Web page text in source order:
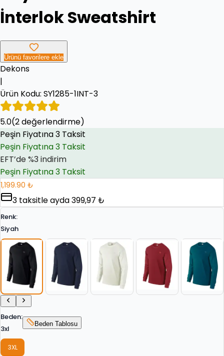
İnterlok Sweatshirt
Ürünü favorilere ekle
Dekons
|
Ürün Kodu: SY1285-1INT-3
5.0(2değerlendirme)
EFT’de %3 indirim
Peşin Fiyatına 3 Taksit
EFT’de %3 indirim
Peşin Fiyatına 3 Taksit
1,199.90 ₺
3 taksitle ayda399,97 ₺
Renk:
Siyah
Beden:
3xl
Beden Tablosu
3XL